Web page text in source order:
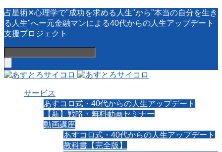
占星術✕心理学で"成功を求める人生"から"本当の自分を生き
る人生"へー元金融マンによる40代からの人生アップデート
支援プロジェクト
サービス
あすコロ式・40代からの人生アップデート
【新】戦略・無料動画セミナー
動画講座
あすコロ式・40代からの人生アップデート
教科書【完全版】